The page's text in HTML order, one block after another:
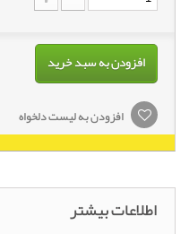
افزودن به سبد خرید
افزودن به لیست دلخواه
اطلاعات بیشتر